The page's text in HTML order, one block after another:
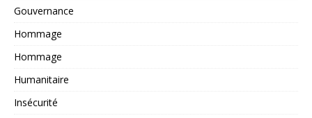
Gouvernance
Hommage
Hommage
Humanitaire
Insécurité